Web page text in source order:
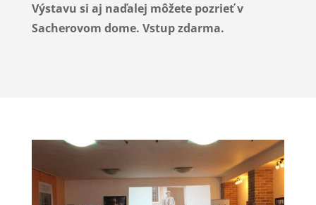
Výstavu si aj naďalej môžete pozrieť v
Sacherovom dome. Vstup zdarma.